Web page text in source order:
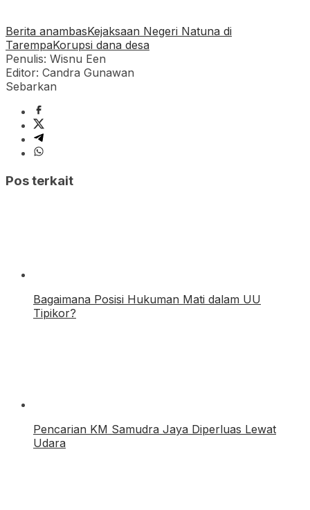
Berita anambasKejaksaan Negeri Natuna di
TarempaKorupsi dana desa
Penulis: Wisnu Een
Editor: Candra Gunawan
Sebarkan
Pos terkait
Bagaimana Posisi Hukuman Mati dalam UU
Tipikor?
Pencarian KM Samudra Jaya Diperluas Lewat
Udara